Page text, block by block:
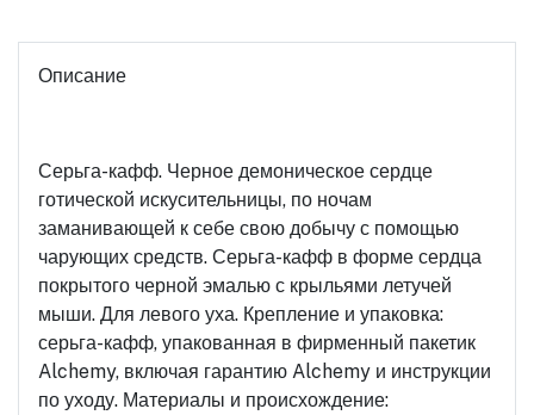
Описание
Серьга-кафф. Черное демоническое сердце
готической искусительницы, по ночам
заманивающей к себе свою добычу с помощью
чарующих средств. Серьга-кафф в форме сердца
покрытого черной эмалью с крыльями летучей
мыши. Для левого уха. Крепление и упаковка:
серьга-кафф, упакованная в фирменный пакетик
Alchemy, включая гарантию Alchemy и инструкции
по уходу. Материалы и происхождение: